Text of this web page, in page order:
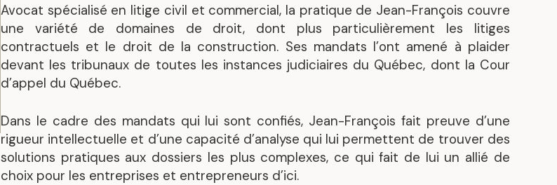
Mandats représentatifs Découvrez nos réalisations
Avocat spécialisé en litige civil et commercial, la pratique de Jean-François couvre
une variété de domaines de droit, dont plus particulièrement les litiges
contractuels et le droit de la construction. Ses mandats l’ont amené à plaider
devant les tribunaux de toutes les instances judiciaires du Québec, dont la Cour
d’appel du Québec.
Dans le cadre des mandats qui lui sont confiés, Jean-François fait preuve d’une
rigueur intellectuelle et d’une capacité d’analyse qui lui permettent de trouver des
solutions pratiques aux dossiers les plus complexes, ce qui fait de lui un allié de
choix pour les entreprises et entrepreneurs d’ici.